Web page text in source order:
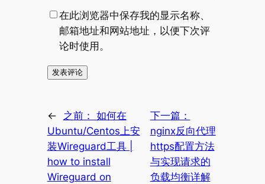
在此浏览器中保存我的显示名称、
邮箱地址和网站地址，以便下次评
论时使用。
← 之前： 如何在
Ubuntu/Centos上安
装Wireguard工具 |
how to install
Wireguard on
下一篇：
nginx反向代理
https配置方法
与实现请求的
负载均衡详解